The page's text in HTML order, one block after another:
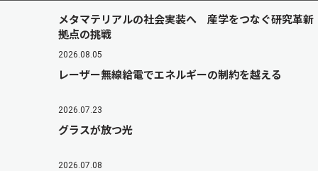
メタマテリアルの社会実装へ 産学をつなぐ研究革新
拠点の挑戦
2026.08.05
レーザー無線給電でエネルギーの制約を越える
2026.07.23
グラスが放つ光
2026.07.08